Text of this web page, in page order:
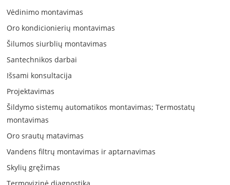
Vėdinimo montavimas
Oro kondicionierių montavimas
Šilumos siurblių montavimas
Santechnikos darbai
Išsami konsultacija
Projektavimas
Šildymo sistemų automatikos montavimas; Termostatų
montavimas
Oro srautų matavimas
Vandens filtrų montavimas ir aptarnavimas
Skylių gręžimas